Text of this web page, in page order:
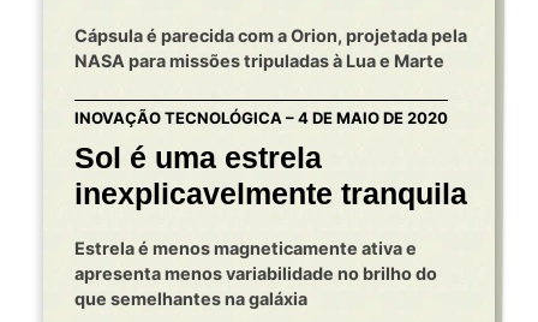
Cápsula é parecida com a Orion, projetada pela
NASA para missões tripuladas à Lua e Marte
INOVAÇÃO TECNOLÓGICA – 4 DE MAIO DE 2020
Sol é uma estrela
inexplicavelmente tranquila
Estrela é menos magneticamente ativa e
apresenta menos variabilidade no brilho do
que semelhantes na galáxia